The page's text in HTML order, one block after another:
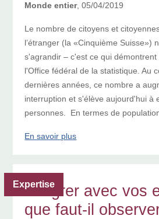
Monde entier, 05/04/2019
Le nombre de citoyens et
l’étranger (la «Cinquième Suisse»)
s'agrandir – c'est ce qui démontrent
l'Office fédéral de la statistique. Au
dernières années, ce nombre a
interruption et s'élève aujourd'hui à
personnes. En termes de
En savoir plus
Expertise
Émigrer avec vos
que faut-il